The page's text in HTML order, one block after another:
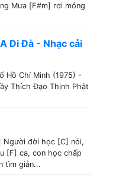
Mưa [F#m] rơi mỏng
Di Đà - Nhạc cải
Hồ Chí Minh (1975) -
Thích Đạo Thịnh Phật
đời học [C] nói,
[F] ca, con học chấp
tìm giản...